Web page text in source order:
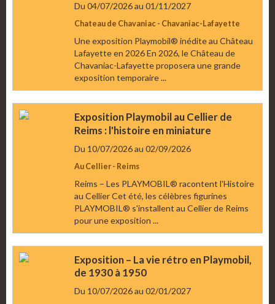
Du 04/07/2026au 01/11/2027
Chateau de Chavaniac - Chavaniac-Lafayette
Une exposition Playmobil® inédite au Château
Lafayette en 2026 En 2026, le Château de
Chavaniac-Lafayette proposera une grande
exposition temporaire ...
Exposition Playmobil au Cellier de
Reims : l'histoire en miniature
Du 10/07/2026au 02/09/2026
Au Cellier - Reims
Reims – Les PLAYMOBIL® racontent l'Histoire
au Cellier Cet été, les célèbres figurines
PLAYMOBIL® s'installent au Cellier de Reims
pour une exposition ...
Exposition – La vie rétro en Playmobil,
de 1930 à 1950
Du 10/07/2026au 02/01/2027